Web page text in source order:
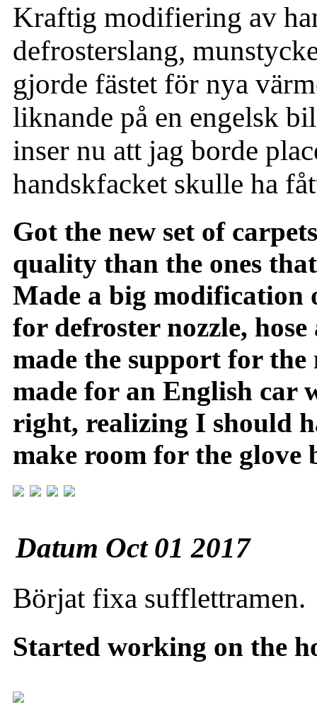
Kraftig modifiering av
defrosterslang,
gjorde fästet för nya
liknande på en engelsk
inser nu att jag borde
handskfacket skulle ha
Got the new set of
quality than the ones
Made a big modification
for defroster nozzle,
made the support for
made for an English car
right, realizing I should
make room for the glove
Datum Oct 01 2017
Börjat fixa sufflettramen.
Started working on the